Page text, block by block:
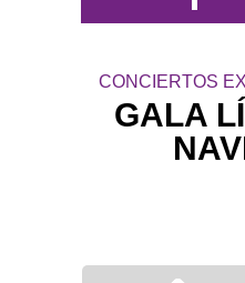
CONCIERTOS
GALA